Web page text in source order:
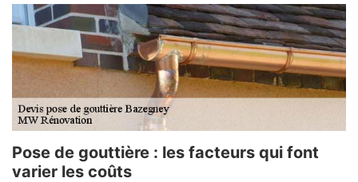
Pose de gouttière : les facteurs qui font
varier les coûts